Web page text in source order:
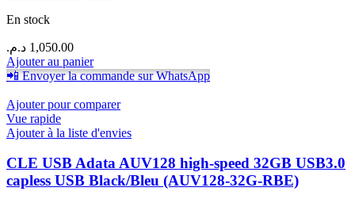
En stock
1,050.00 د.م.
Ajouter au panier
📲 Envoyer la commande sur WhatsApp
Ajouter pour comparer
Vue rapide
Ajouter à la liste d'envies
CLE USB Adata AUV128 high-speed 32GB USB3.0
capless USB Black/Bleu (AUV128-32G-RBE)